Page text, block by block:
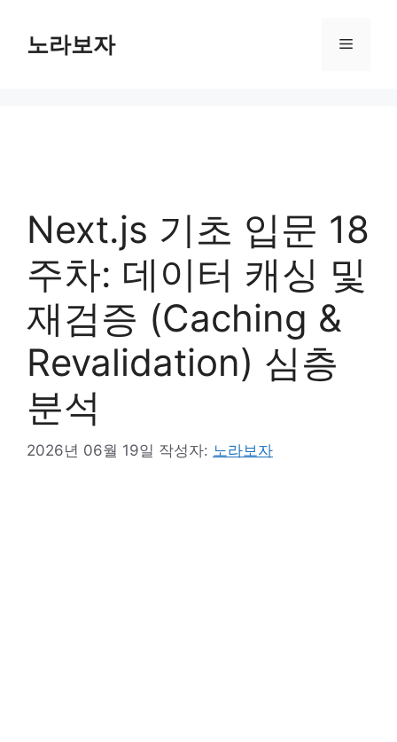
노라보자 메
Next.js 기초 입문 18
주차: 데이터 캐싱 및
재검증 (Caching &
Revalidation) 심층
분석
2026년 06월 19일 작성자: 노라보자